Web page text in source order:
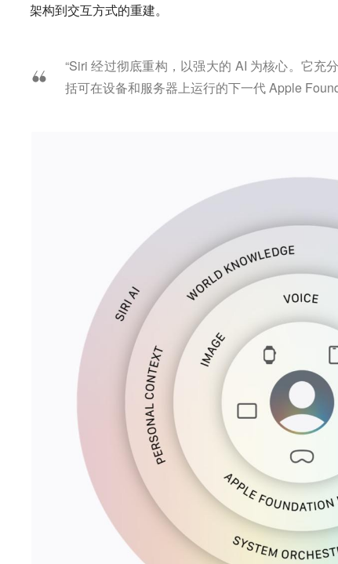
架构到交互方式的重建。
“Siri 经过彻底重构，以强大的 AI 为核心。它充
括可在设备和服务器上运行的下一代 Apple